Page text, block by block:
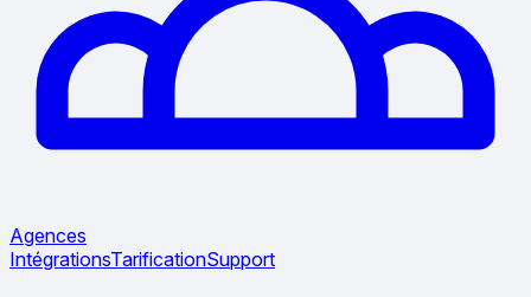
Agences
IntégrationsTarificationSupport